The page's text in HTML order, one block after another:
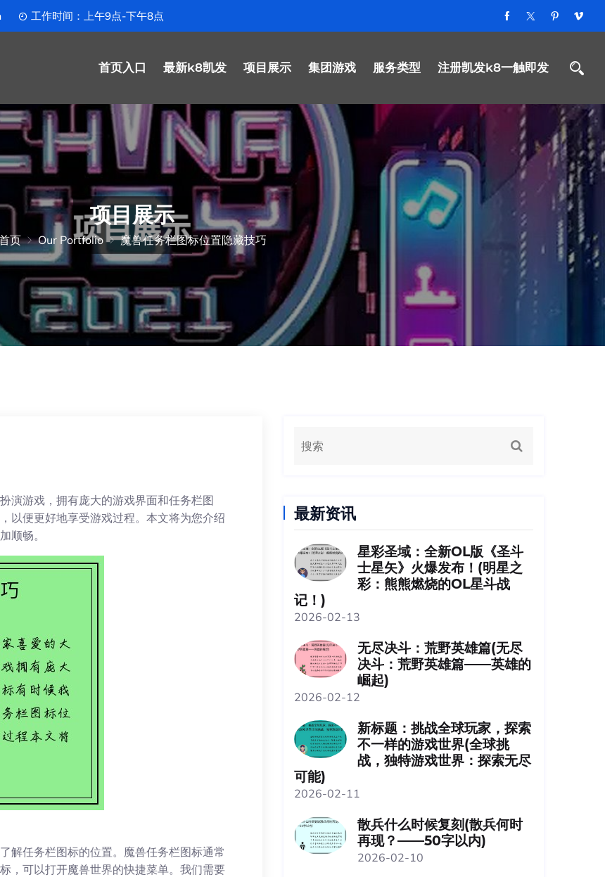
工作时间：上午9点-下午8点
首页入口 最新k8凯发 项目展示 集团游戏 服务类型 注册凯发k8一触即发
项目展示
页 Our Portfolio 魔兽任务栏图标位置隐藏技巧
演游戏，拥有庞大的游戏界面和任务栏图
以便更好地享受游戏过程。本文将为您介绍
顺畅。
解任务栏图标的位置。魔兽任务栏图标通常
，可以打开魔兽世界的快捷菜单。我们需要
最新资讯
星彩圣域：全新OL版《圣斗
士星矢》火爆发布！(明星之
彩：熊熊燃烧的OL星斗战
记！)
2026-02-13
无尽决斗：荒野英雄篇(无尽
决斗：荒野英雄篇——英雄的
崛起)
2026-02-12
新标题：挑战全球玩家，探索
不一样的游戏世界(全球挑
战，独特游戏世界：探索无尽
可能)
2026-02-11
散兵什么时候复刻(散兵何时
再现？——50字以内)
2026-02-10